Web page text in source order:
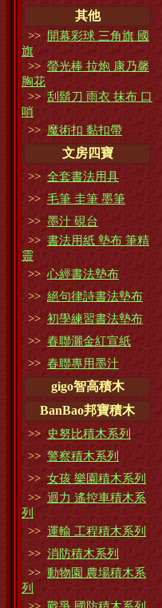
其他
>>
開幕彩球 三角旗 國
旗
>> 螢光棒 拉炮 康乃馨
胸花
>> 刮鬍刀 雨衣 抹布 口
哨
>> 魔術扣 黏扣帶
文房四寶
>> 全套書法用具
>> 毛筆 圭筆 墨筆
>> 墨汁 硯台
>> 書法用紙 墊布 筆精
靈
>> 心經書法墊布
>> 絕句律詩書法墊布
>> 初學練習書法墊布
>> 春聯灑金紅宣紙
>> 春聯專用墨汁
gigo智高積木
BanBao邦寶積木
>>
史努比積木系列
>> 警察積木系列
>> 女孩 樂園積木系列
>> 迴力 遙控車積木系
列
>> 運輸 工程積木系列
>> 消防積木系列
>> 動物園 農場積木系
列